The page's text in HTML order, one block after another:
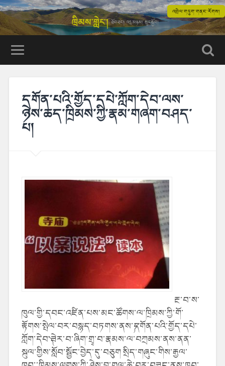
འབྲེལ་གཏུག་གནང་རོགས།
དགོན་པའི་གྱོད་དཔེ་ཀློག་དེབ་ལས་
ཉེས་ཆད་ཁྲིམས་ཀྱི་རྣམ་གཞག་བཤད་
པ།
རྔ་བ་ས་
ཁུལ་གྱི་དབང་འཛིན་པས་མང་ཚོགས་ལ་ཁྲིམས་ཀྱི་གོ་
རྟོགས་སྤེལ་བར་བསྙད་བཏགས་ནས་༼དགོན་པའི་གྱོད་དཔེ་
ཀློག་དེབ་༽ཟེར་བ་ཞིག་གྲྭ་བ་རྣམས་ལ་བཀྲམས་ནས་ནན་
སྐུལ་གྱིས་སློབ་སྦྱོང་བྱེད་དུ་བཅུག སྲིད་གཞུང་གིས་རྒྱལ་